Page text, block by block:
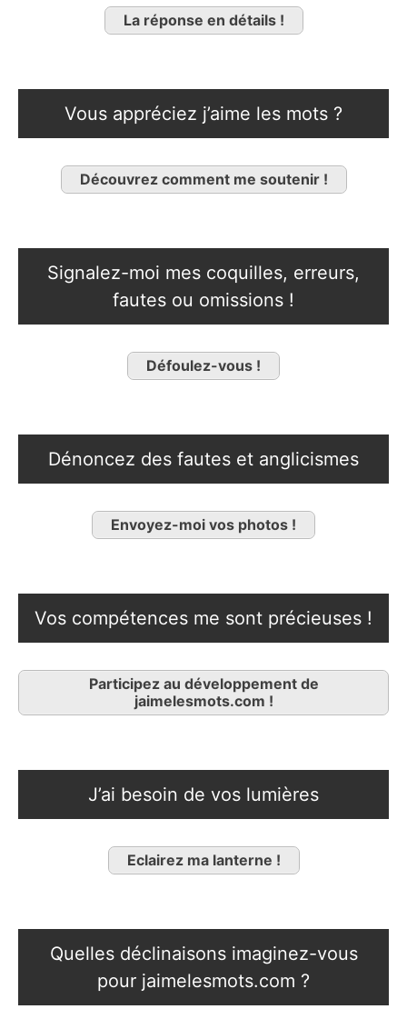
La réponse en détails !
Vous appréciez j’aime les mots ?
Découvrez comment me soutenir !
Signalez-moi mes coquilles, erreurs,
fautes ou omissions !
Défoulez-vous !
Dénoncez des fautes et anglicismes
Envoyez-moi vos photos !
Vos compétences me sont précieuses !
Participez au développement de
jaimelesmots.com !
J’ai besoin de vos lumières
Eclairez ma lanterne !
Quelles déclinaisons imaginez-vous
pour jaimelesmots.com ?